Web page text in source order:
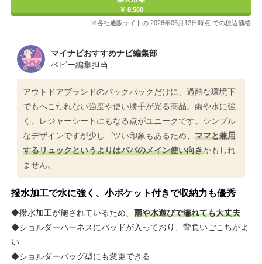
￥ 8,580
※各社通販サイトの 2026年05月12日時点 での税込価格
マイナビおすすめナビ編集部
ベビー編集担当
アウトドアブランドのバックパックだけに、過酷な環境下
でもへこたれない強度や使い勝手が光る商品。雨や水に強
く、レジャーシートにもなる点がユニークです。シンプル
なデザインですが少しゴツい印象もあるため、 ママと兼用
するリュックというよりはパパのメイン使い向きかもしれ
ません。
撥水加工で水に強く、小ポケット付きで収納力も優秀
◆撥水加工が施されているため、 雨や水遊びで濡れても大丈夫
◆ショルダーハーネスにパッドが入っており、背負いごこちがよ
い
◆ショルダーバッグ型にも変更できる